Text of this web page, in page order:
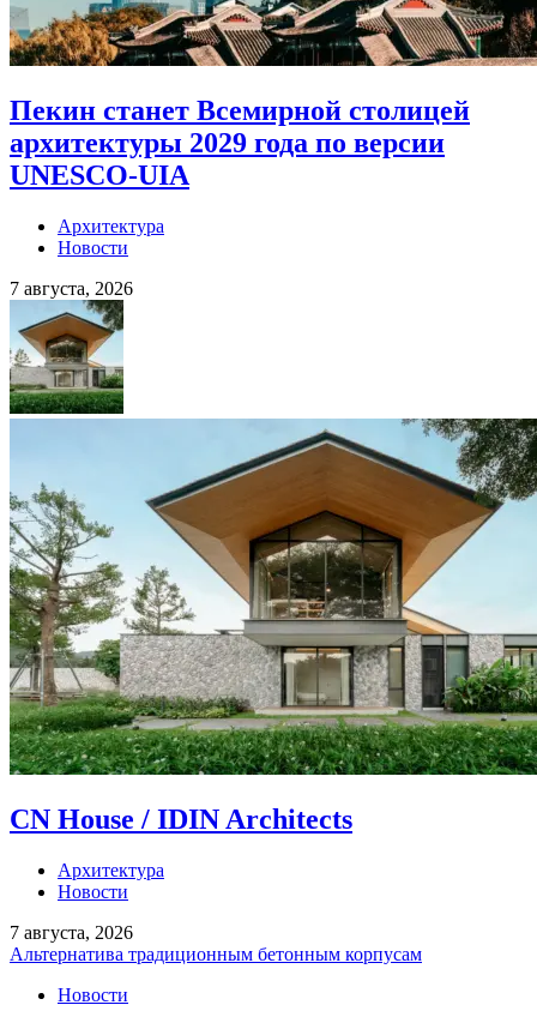
Пекин станет Всемирной столицей
архитектуры 2029 года по версии
UNESCO-UIA
Архитектура
Новости
7 августа, 2026
CN House / IDIN Architects
Архитектура
Новости
7 августа, 2026
Альтернатива традиционным бетонным корпусам
Новости